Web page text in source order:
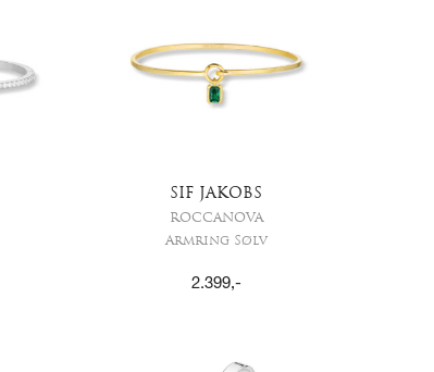
SIF JAKOBS
ROCCANOVA
Armring Sølv
2.399,-